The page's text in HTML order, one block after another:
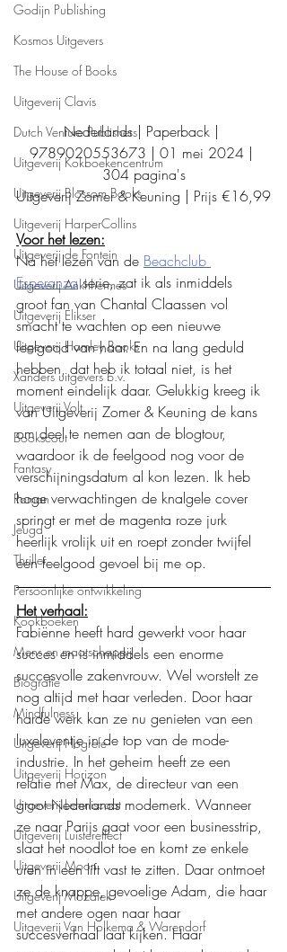
Godijn Publishing
Kosmos Uitgevers
The House of Books
Uitgeverij Clavis
Dutch Venture Publishers
Uitgeverij Kokboekencentrum
Uitgeverij Blossom Books
Uitgeverij HarperCollins
Uitgeverij de Fontein
Uitgeverij Ankhhermes
Uitgeverij Elikser
Uitgeverij Hamley Books
Xanders uitgevers b.v.
Uitgeverij Volt
Bookscout
Fantasy
Roman
Jeugd
Thriller
Persoonlijke ontwikkeling
Kookboeken
Mens en maatschappij
Biografie
Mindfulness
Uitgeverij Hogrefe
Uitgeverij Horizon
Uitgeverij Lemniscaat
Uitgeverij Luistereffect
Uitgeverij Moon
Uitgeverij Mozaïek
Uitgeverij Van Holkema & Warendorf
Nederlands | Paperback |
9789020553673 | 01 mei 2024 |
304 pagina's
Uitgeverij Zomer & Keuning | Prijs €16,99
Voor het lezen:
Na het lezen van de Beachclub
Esperanza serie, zat ik als inmiddels
groot fan van Chantal Claassen vol
smacht te wachten op een nieuwe
feelgood van haar. En na lang geduld
hebben, dat heb ik totaal niet, is het
moment eindelijk daar. Gelukkig kreeg ik
van Uitgeverij Zomer & Keuning de kans
om deel te nemen aan de blogtour,
waardoor ik de feelgood nog voor de
verschijningsdatum al kon lezen. Ik heb
hoge verwachtingen de knalgele cover
springt er met de magenta roze jurk
heerlijk vrolijk uit en roept zonder twijfel
een feelgood gevoel bij me op.
Het verhaal:
Fabiënne heeft hard gewerkt voor haar
succes en is inmiddels een enorme
succesvolle zakenvrouw. Wel worstelt ze
nog altijd met haar verleden. Door haar
harde werk kan ze nu genieten van een
luxeleventje in de top van de mode-
industrie. In het geheim heeft ze een
relatie met Max, de directeur van een
groot Nederlands modemerk. Wanneer
ze naar Parijs gaat voor een businesstrip,
slaat het noodlot toe en komt ze enkele
uren in een lift vast te zitten. Daar ontmoet
ze de knappe, gevoelige Adam, die haar
met andere ogen naar haar
succesverhaal laat kijken. Haar